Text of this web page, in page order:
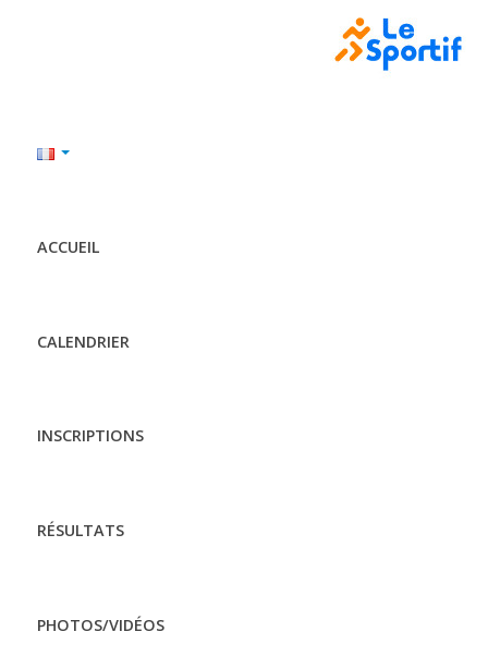
ACCUEIL
CALENDRIER
INSCRIPTIONS
RÉSULTATS
PHOTOS/VIDÉOS